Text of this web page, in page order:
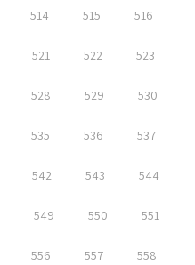
514 515 516
521 522 523
528 529 530
535 536 537
542 543 544
549 550 551
556 557 558